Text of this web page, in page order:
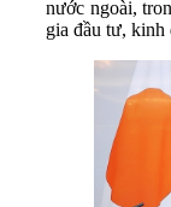
nước ngoài,
gia đầu tư, kinh